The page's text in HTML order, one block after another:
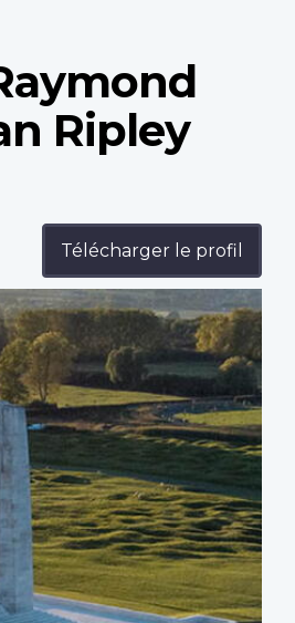
Ripley
Télécharger le profil